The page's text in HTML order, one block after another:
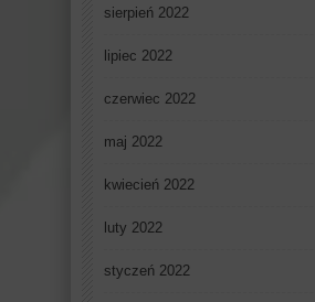
sierpień 2022
lipiec 2022
czerwiec 2022
maj 2022
kwiecień 2022
luty 2022
styczeń 2022